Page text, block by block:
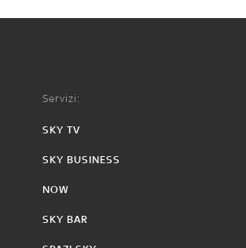
Servizi:
SKY TV
SKY BUSINESS
NOW
SKY BAR